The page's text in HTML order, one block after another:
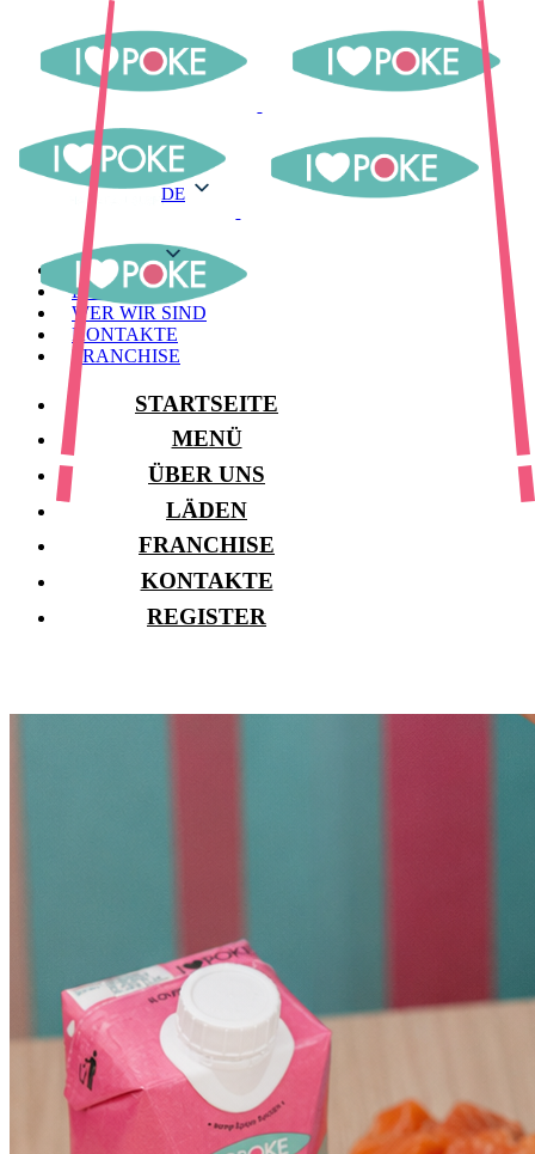
DE
MENÜ
LAGER
WER WIR SIND
KONTAKTE
FRANCHISE
STARTSEITE
MENÜ
ÜBER UNS
LÄDEN
FRANCHISE
KONTAKTE
REGISTER